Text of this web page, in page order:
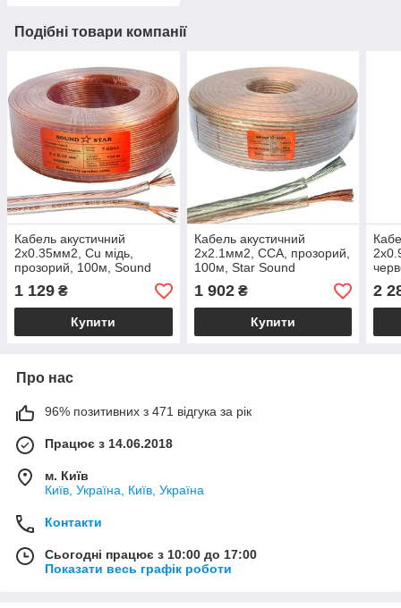
Подібні товари компанії
Кабель акустичний
2х0.35мм2, Cu мідь,
прозорий, 100м, Sound
1 129 ₴
Купити
Кабель акустичний
2х2.1мм2, CCA, прозорий,
100м, Star Sound
1 902₴
Купити
2
Про нас
96% позитивних з 471 відгука за рік
Працює з 14.06.2018
м. Київ
Київ, Україна, Київ, Україна
Контакти
Сьогодні працює з 10:00 до 17:00
Показати весь графік роботи